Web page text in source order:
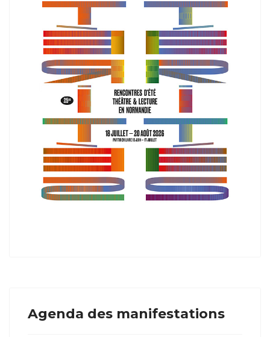
Agenda des manifestations